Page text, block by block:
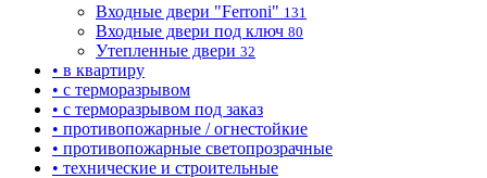
Входные двери "Ferroni" 131
Входные двери под ключ 80
Утепленные двери 32
• в квартиру
• с терморазрывом
• с терморазрывом под заказ
• противопожарные / огнестойкие
• противопожарные светопрозрачные
• технические и строительные